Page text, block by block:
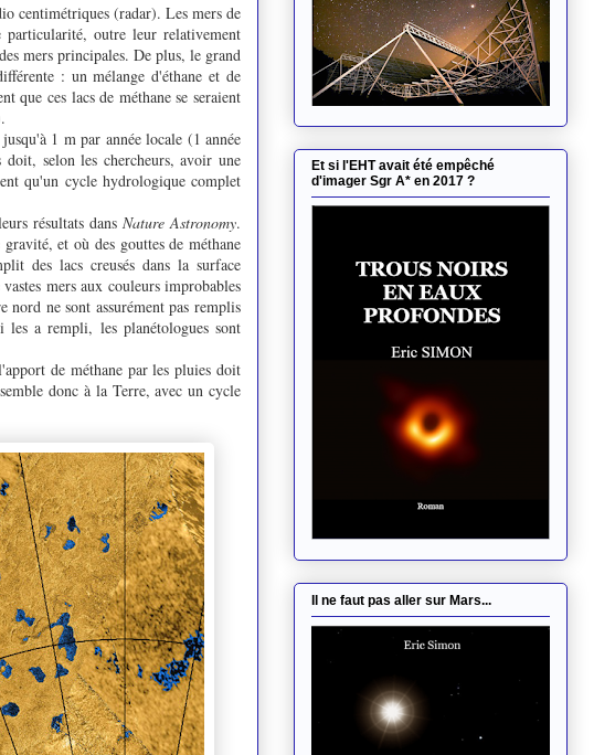
centimétriques (radar). Les mers de
outre leur relativement
mers principales. De plus, le grand
: un mélange d'éthane et de
que ces lacs de méthane se seraient
1 m par année locale (1 année
doit, selon les chercheurs, avoir une
qu'un cycle hydrologique complet
résultats dansNature Astronomy.
et où des gouttes de méthane
des lacs creusés dans la surface
mers aux couleurs improbables
nord ne sont assurément pas remplis
a rempli, les planétologues sont
de méthane par les pluies doit
donc à la Terre, avec un cycle
Et si l'EHT avait été empêché
d'imager Sgr A* en 2017 ?
Il ne faut pas aller sur Mars...